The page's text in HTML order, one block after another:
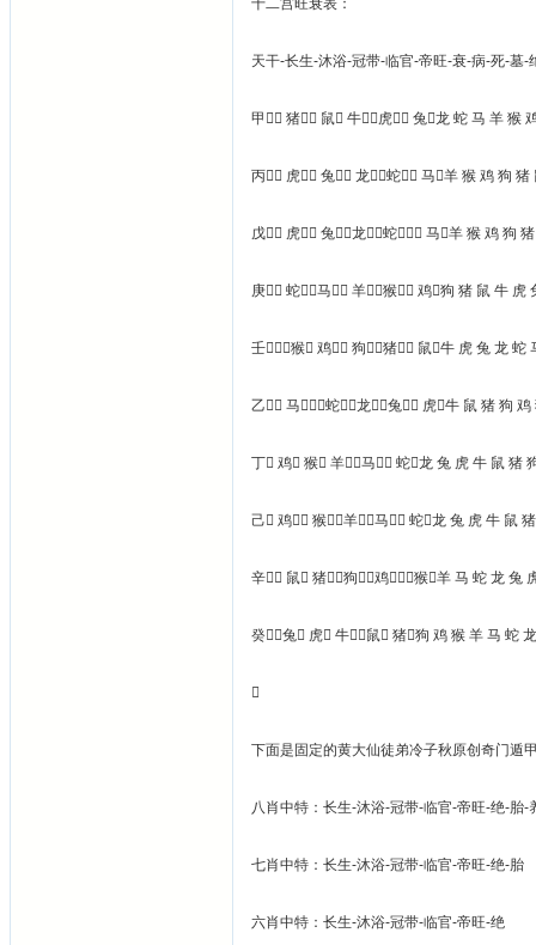
十二宫旺衰表：
天干-长生-沐浴-冠带-临官-帝旺-衰-病-死-墓-
甲 猪 鼠 牛虎 兔龙 蛇 马 羊 猴
丙 虎 兔 龙蛇 马羊 猴 鸡 狗 猪
戊 虎 兔龙蛇 马羊 猴 鸡 狗
庚 蛇马 羊猴 鸡狗 猪 鼠 牛 虎
壬猴 鸡 狗猪 鼠牛 虎 兔 龙 蛇
乙 马蛇龙兔 虎牛 鼠 猪 狗 鸡
丁 鸡 猴 羊马 蛇龙 兔 虎 牛 鼠 猪
己 鸡 猴羊马 蛇龙 兔 虎 牛 鼠
辛 鼠 猪狗鸡猴羊 马 蛇 龙 兔
癸兔 虎 牛鼠 猪狗 鸡 猴 羊 马 蛇 龙

下面是固定的黄大仙徒弟冷子秋原创奇门遁
八肖中特：长生-沐浴-冠带-临官-帝旺-绝-胎-
七肖中特：长生-沐浴-冠带-临官-帝旺-绝-胎
六肖中特：长生-沐浴-冠带-临官-帝旺-绝